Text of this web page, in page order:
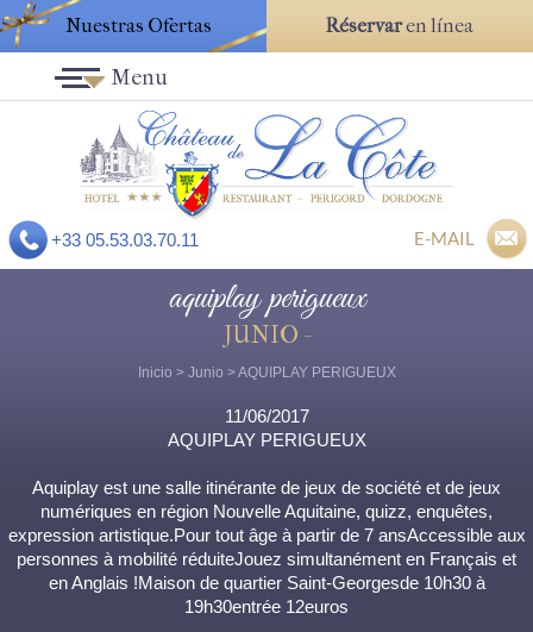
Nuestras Ofertas Réservaren línea
+33 05.53.03.70.11 E-MAIL
Menu
aquiplay perigueux
JUNIO -
Inicio > Junio > AQUIPLAY PERIGUEUX
11/06/2017
AQUIPLAY PERIGUEUX
Aquiplay est une salle itinérante de jeux de société et de jeux
numériques en région Nouvelle Aquitaine, quizz, enquêtes,
expression artistique.Pour tout âge à partir de 7 ansAccessible aux
personnes à mobilité réduiteJouez simultanément en Français et
en Anglais !Maison de quartier Saint-Georgesde 10h30 à
19h30entrée 12euros